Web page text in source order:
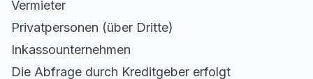
Vermieter
Privatpersonen (über Dritte)
Inkassounternehmen
Die Abfrage durch Kreditgeber erfolgt